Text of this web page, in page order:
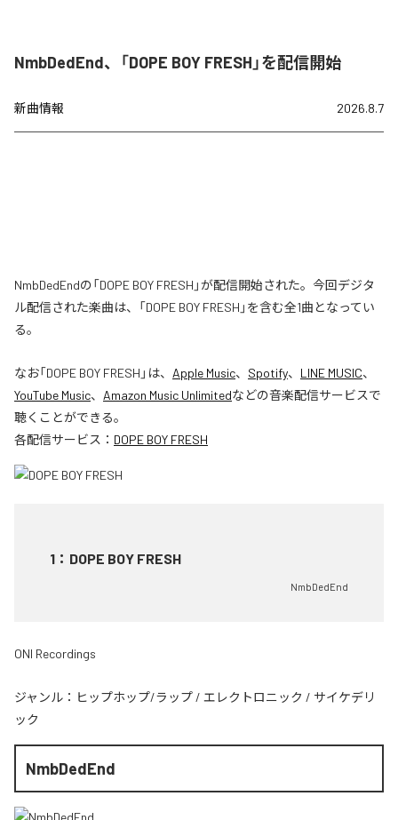
NmbDedEnd、「DOPE BOY FRESH」を配信開始
新曲情報 2026.8.7
NmbDedEndの「DOPE BOY FRESH」が配信開始された。今回デジタ
ル配信された楽曲は、「DOPE BOY FRESH」を含む全1曲となってい
る。
なお「DOPE BOY FRESH 」は、 Apple Music、 Spotify、 LINE MUSIC、
YouTube Music、 Amazon Music Unlimitedなどの音楽配信サービスで
聴くことができる。
各配信サービス： DOPE BOY FRESH
1 ： DOPE BOY FRESH
NmbDedEnd
ONI Recordings
ジャンル： ヒップホップ/ラップ / エレクトロニック / サイケデリ
ック
NmbDedEnd